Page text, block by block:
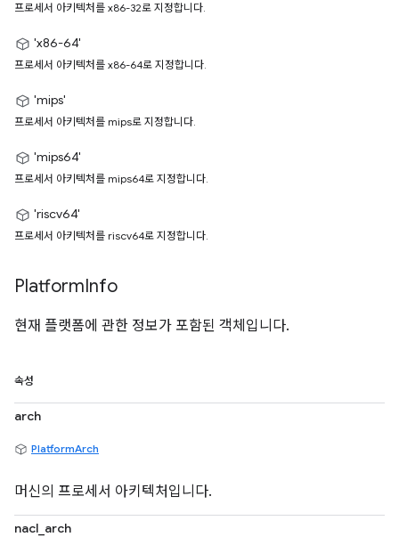
프로세서 아키텍처를 x86-32로 지정합니다.
'x86-64'
프로세서 아키텍처를 x86-64로 지정합니다.
'mips'
프로세서 아키텍처를 mips로 지정합니다.
'mips64'
프로세서 아키텍처를 mips64로 지정합니다.
'riscv64'
프로세서 아키텍처를 riscv64로 지정합니다.
PlatformInfo
현재 플랫폼에 관한 정보가 포함된 객체입니다.
속성
arch
PlatformArch
머신의 프로세서 아키텍처입니다.
nacl_arch